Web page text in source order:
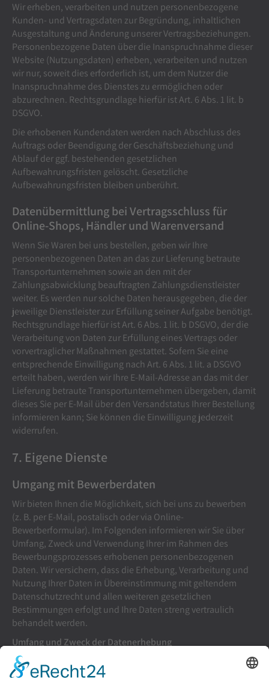
Wir erheben, verarbeiten und nutzen personenbezogene
Kunden- und Vertragsdaten zur Begründung, inhaltlichen
Ausgestaltung und Änderung unserer Vertragsbeziehungen.
Personenbezogene Daten über die Inanspruchnahme dieser
Website (Nutzungsdaten) erheben, verarbeiten und nutzen
wir nur, soweit dies erforderlich ist, um dem Nutzer die
Inanspruchnahme des Dienstes zu ermöglichen oder
abzurechnen. Rechtsgrundlage hierfür ist Art. 6 Abs. 1 lit. b
DSGVO.
Die erhobenen Kundendaten werden nach Abschluss des
Auftrags oder Beendigung der Geschäftsbeziehung und
Ablauf der ggf. bestehenden gesetzlichen
Aufbewahrungsfristen gelöscht. Gesetzliche
Aufbewahrungsfristen bleiben unberührt.
Daten­übermittlung bei Vertragsschluss für
Online-Shops, Händler und Warenversand
Wenn Sie Waren bei uns bestellen, geben wir Ihre
personenbezogenen Daten an das zur Lieferung betraute
Transportunternehmen sowie an den mit der
Zahlungsabwicklung beauftragten Zahlungsdienstleister
weiter. Es werden nur solche Daten herausgegeben, die der
jeweilige Dienstleister zur Erfüllung seiner Aufgabe benötigt.
Rechtsgrundlage hierfür ist Art. 6 Abs. 1 lit. b DSGVO, der die
Verarbeitung von Daten zur Erfüllung eines Vertrags oder
vorvertraglicher Maßnahmen gestattet. Sofern Sie eine
entsprechende Einwilligung nach Art. 6 Abs. 1 lit. a DSGVO
erteilt haben, werden wir Ihre E-Mail-Adresse an das mit der
Lieferung betraute Transportunternehmen übergeben, damit
dieses Sie per E-Mail über den Versandstatus Ihrer Bestellung
informieren kann; Sie können die Einwilligung jederzeit
widerrufen.
7. Eigene Dienste
Umgang mit Bewerberdaten
Wir bieten Ihnen die Möglichkeit, sich bei uns zu bewerben
(z. B. per E-Mail, postalisch oder via Online-
Bewerberformular). Im Folgenden informieren wir Sie über
Umfang, Zweck und Verwendung Ihrer im Rahmen des
Bewerbungsprozesses erhobenen personenbezogenen
Daten. Wir versichern, dass die Erhebung, Verarbeitung und
Nutzung Ihrer Daten in Übereinstimmung mit geltendem
Datenschutzrecht und allen weiteren gesetzlichen
Bestimmungen erfolgt und Ihre Daten streng vertraulich
behandelt werden.
Umfang und Zweck der Datenerhebung
Wenn Sie uns eine Bewerbung zukommen lassen,
verarbeiten wir Ihre damit verbundenen personenbezogenen
Daten (z. B. Kontakt- und Kommunikationsdaten,